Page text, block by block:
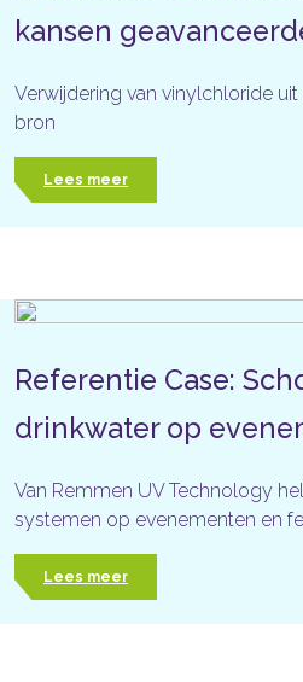
kansen
Verwijdering van vinylchloride
bron
Lees meer
Referentie Case:
drinkwater op
Van Remmen UV Technology
systemen op evenementen en
Lees meer